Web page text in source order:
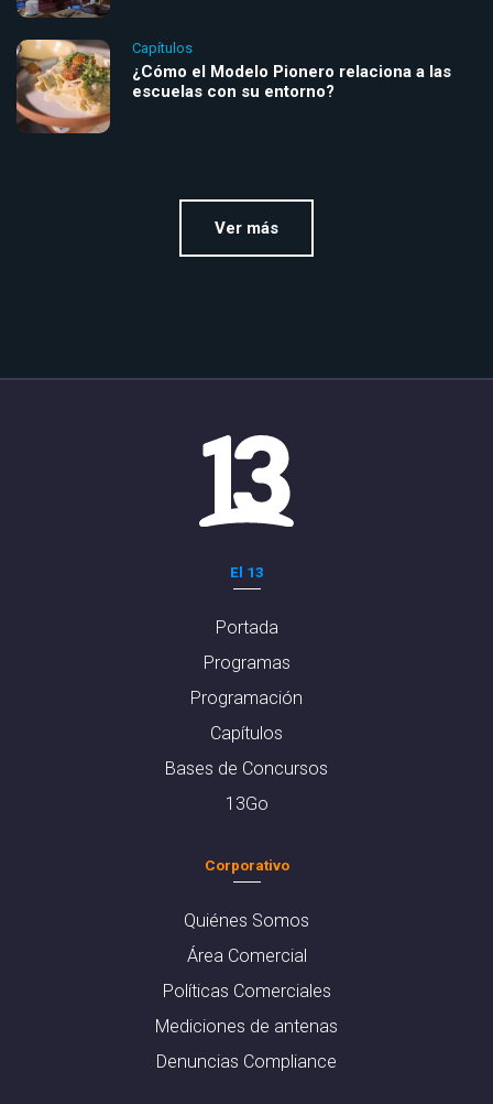
Capítulos
¿Cómo el Modelo Pionero relaciona a las
escuelas con su entorno?
Ver más
El 13
Portada
Programas
Programación
Capítulos
Bases de Concursos
13Go
Corporativo
Quiénes Somos
Área Comercial
Políticas Comerciales
Mediciones de antenas
Denuncias Compliance